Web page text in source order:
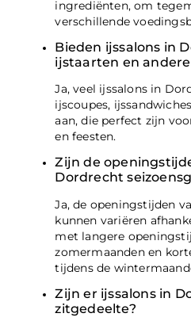
ingrediënten, om
verschillende
Bieden ijssalons in
ijstaarten en
Ja, veel ijssalons in
ijscoupes,
aan, die perfect zijn
en feesten.
Zijn de
Dordrecht
Ja, de openingstijden
kunnen variëren
met langere
zomermaanden en
tijdens de
Zijn er ijssalons in
zitgedeelte?